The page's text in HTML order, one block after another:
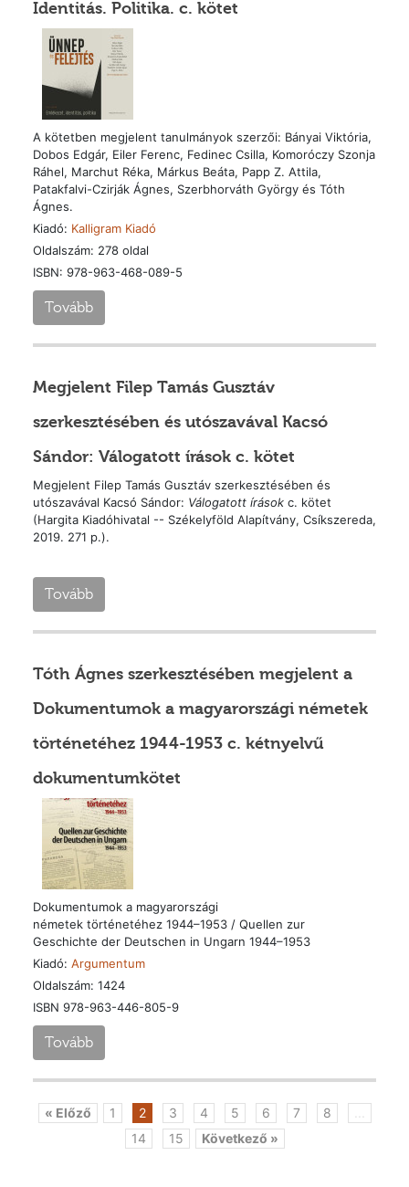
Identitás. Politika. c. kötet
A kötetben megjelent tanulmányok szerzői: Bányai Viktória,
Dobos Edgár, Eiler Ferenc, Fedinec Csilla, Komoróczy Szonja
Ráhel, Marchut Réka, Márkus Beáta, Papp Z. Attila,
Patakfalvi-Czirják Ágnes, Szerbhorváth György és Tóth
Ágnes.
Kiadó: Kalligram Kiadó
Oldalszám: 278 oldal
ISBN: 978-963-468-089-5
Tovább
Megjelent Filep Tamás Gusztáv
szerkesztésében és utószavával Kacsó
Sándor: Válogatott írások c. kötet
Megjelent Filep Tamás Gusztáv szerkesztésében és
utószavával Kacsó Sándor: Válogatott írásokc. kötet
(Hargita Kiadóhivatal -- Székelyföld Alapítvány, Csíkszereda,
2019. 271 p.).
Tovább
Tóth Ágnes szerkesztésében megjelent a
Dokumentumok a magyarországi németek
történetéhez 1944-1953 c. kétnyelvű
dokumentumkötet
Dokumentumok a magyarországi
németek történetéhez 1944–1953 / Quellen zur
Geschichte der Deutschen in Ungarn 1944–1953
Kiadó: Argumentum
Oldalszám: 1424
ISBN 978-963-446-805-9
Tovább
« Előző 1 2 3 4 5 6 7 8
14
15 Következő »